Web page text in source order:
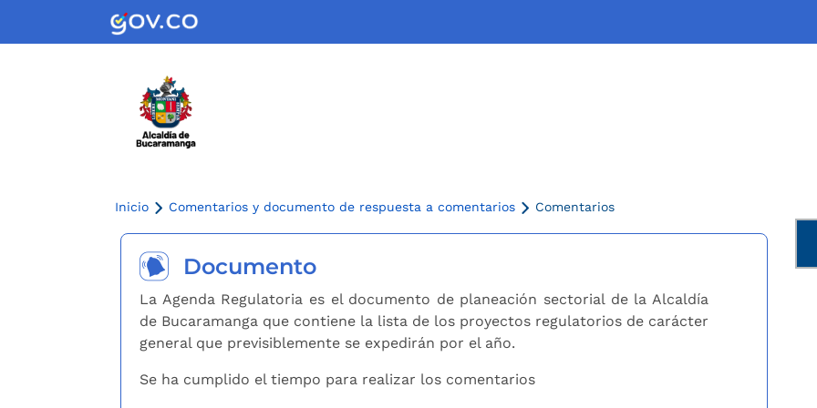
Inicio Comentarios y documento de respuesta a comentarios Comentarios
Documento
La Agenda Regulatoria es el documento de planeación sectorial de la Alcaldía
de Bucaramanga que contiene la lista de los proyectos regulatorios de carácter
general que previsiblemente se expedirán por el año.
Se ha cumplido el tiempo para realizar los comentarios